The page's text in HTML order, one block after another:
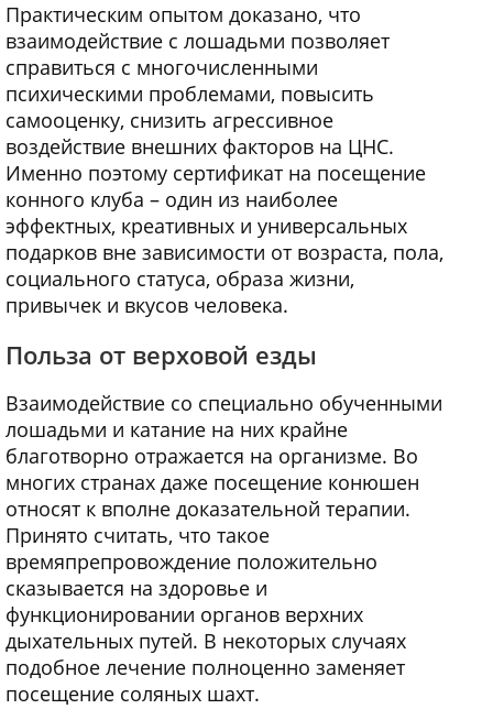
Практическим опытом доказано, что
взаимодействие с лошадьми позволяет
справиться с многочисленными
психическими проблемами, повысить
самооценку, снизить агрессивное
воздействие внешних факторов на ЦНС.
Именно поэтому сертификат на посещение
конного клуба – один из наиболее
эффектных, креативных и универсальных
подарков вне зависимости от возраста, пола,
социального статуса, образа жизни,
привычек и вкусов человека.
Польза от верховой езды
Взаимодействие со специально обученными
лошадьми и катание на них крайне
благотворно отражается на организме. Во
многих странах даже посещение конюшен
относят к вполне доказательной терапии.
Принято считать, что такое
времяпрепровождение положительно
сказывается на здоровье и
функционировании органов верхних
дыхательных путей. В некоторых случаях
подобное лечение полноценно заменяет
посещение соляных шахт.